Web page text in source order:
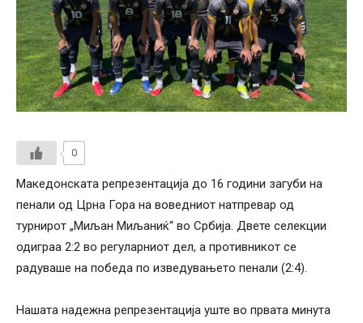
0
Македонската репрезентација до 16 години загуби на
пенали од Црна Гора на воведниот натпревар од
турнирот „Миљан Миљаниќ“ во Србија. Двете селекции
одиграа 2:2 во регуларниот дел, а противникот се
радуваше на победа по изведувањето пенали (2:4).
Нашата надежна репрезентација уште во првата минута